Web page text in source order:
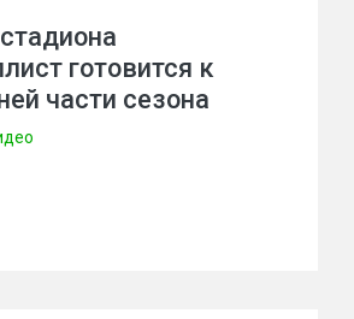
готовится к
части сезона